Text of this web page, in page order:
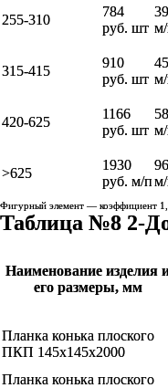
255-310
784
руб. шт
315-415
910
руб. шт
420-625
1166
руб. шт
>625
1930
руб. м/п
Фигурный элемент — коэффициент
Таблица №8 2-
Наименование изделия
его размеры, мм
Планка конька плоского
ПКП 145х145х2000
Планка конька плоского